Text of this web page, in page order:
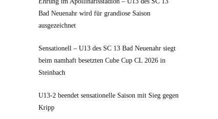
Bad Neuenahr wird für grandiose Saison
ausgezeichnet
Sensationell – U13 des SC 13 Bad Neuenahr siegt
beim namhaft besetzten Cube Cup CL 2026 in
Steinbach
U13-2 beendet sensationelle Saison mit Sieg gegen
Kripp